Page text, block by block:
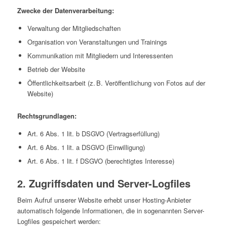
Zwecke der Datenverarbeitung:
Verwaltung der Mitgliedschaften
Organisation von Veranstaltungen und Trainings
Kommunikation mit Mitgliedern und Interessenten
Betrieb der Website
Öffentlichkeitsarbeit (z. B. Veröffentlichung von Fotos auf der
Website)
Rechtsgrundlagen:
Art. 6 Abs. 1 lit. b DSGVO (Vertragserfüllung)
Art. 6 Abs. 1 lit. a DSGVO (Einwilligung)
Art. 6 Abs. 1 lit. f DSGVO (berechtigtes Interesse)
2. Zugriffsdaten und Server-Logfiles
Beim Aufruf unserer Website erhebt unser Hosting-Anbieter
automatisch folgende Informationen, die in sogenannten Server-
Logfiles gespeichert werden: